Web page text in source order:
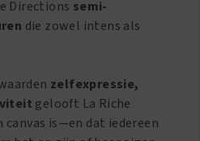
Directions semi-
die zowel intens als
zelfexpressie,
gelooft La Riche
canvas is—en dat iedereen